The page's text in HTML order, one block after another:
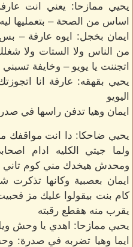
يحيي ممازحا: يعني انت
اساس من الصحة – بتعمليها ليه
ايمان بخجل: ايوه عارفة –
من الناس ولا الستات ولا
اتجننت يا يويو – وخايفة تسبني
يحيي بقهقه: عارفة انا
اليويو
ايمان وهيا تدفن راسها في
يحيي ضاحكا: دا انت مواقفك
ولما جيتي الكليه ادام
ومحدش هيخدك مني كوم
ايمان بعصبية وكانها
كام بنت بيقولوا عليك مز
يقرب منه هقطع رقبته
يحيي ممازحا: اهدي يا وحش
ايما وهيا تضربه في صدرة: